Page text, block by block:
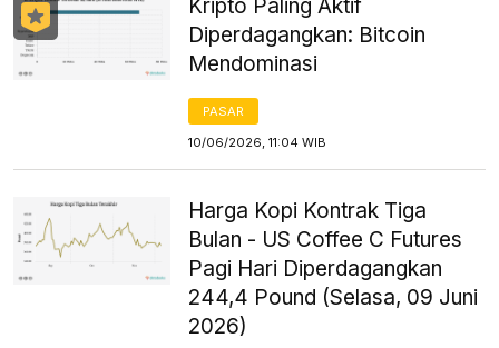
Kripto Paling Aktif
Diperdagangkan: Bitcoin
Mendominasi
PASAR
10/06/2026, 11:04 WIB
Harga Kopi Kontrak Tiga
Bulan - US Coffee C Futures
Pagi Hari Diperdagangkan
244,4 Pound (Selasa, 09 Juni
2026)